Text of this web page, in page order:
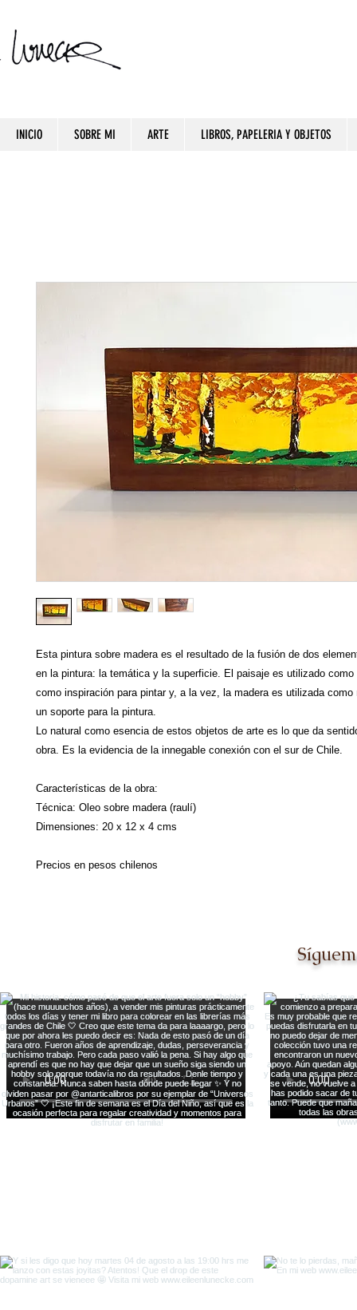
INICIO SOBRE MI ARTE LIBROS, PAPELERIA Y OBJETOS
Esta pintura sobre madera es el resultado de la fusión de dos
en la pintura: la temática y la superficie. El paisaje es utilizado como
como inspiración para pintar y, a la vez, la madera es utilizada como
un soporte para la pintura.
Lo natural como esencia de estos objetos de arte es lo que da
obra. Es la evidencia de la innegable conexión con el sur de Chile.
Características de la obra:
Técnica: Oleo sobre madera (raulí)
Dimensiones: 20 x 12 x 4 cms
Precios en pesos chilenos